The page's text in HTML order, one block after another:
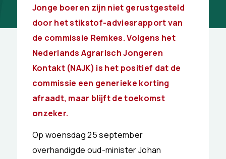
Jonge boeren zijn niet gerustgesteld
door het stikstof-adviesrapport van
de commissie Remkes. Volgens het
Nederlands Agrarisch Jongeren
Kontakt (NAJK) is het positief dat de
commissie een generieke korting
afraadt, maar blijft de toekomst
onzeker.
Op woensdag 25 september
overhandigde oud-minister Johan